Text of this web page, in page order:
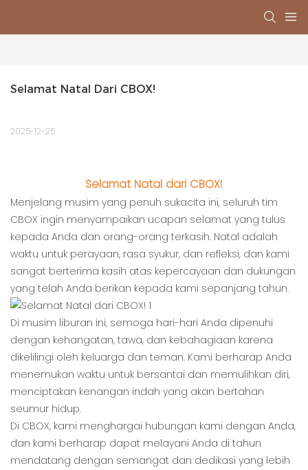
Selamat Natal Dari CBOX!
2025-12-25
Selamat Natal dari CBOX!
Menjelang musim yang penuh sukacita ini, seluruh tim
CBOX ingin menyampaikan ucapan selamat yang tulus
kepada Anda dan orang-orang terkasih. Natal adalah
waktu untuk perayaan, rasa syukur, dan refleksi, dan kami
sangat berterima kasih atas kepercayaan dan dukungan
yang telah Anda berikan kepada kami sepanjang tahun.
Di musim liburan ini, semoga hari-hari Anda dipenuhi
dengan kehangatan, tawa, dan kebahagiaan karena
dikelilingi oleh keluarga dan teman. Kami berharap Anda
menemukan waktu untuk bersantai dan memulihkan diri,
menciptakan kenangan indah yang akan bertahan
seumur hidup.
Di CBOX, kami menghargai hubungan kami dengan Anda,
dan kami berharap dapat melayani Anda di tahun
mendatang dengan semangat dan dedikasi yang lebih